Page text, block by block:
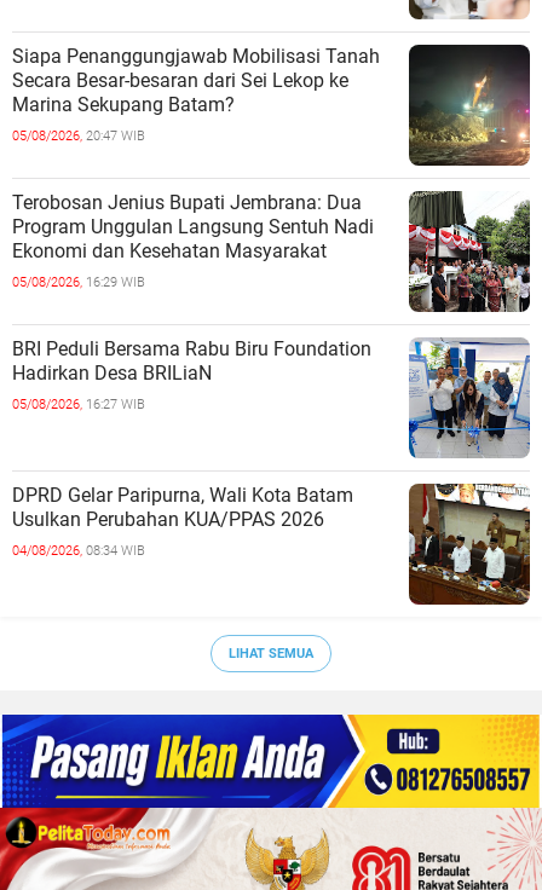
Siapa Penanggungjawab Mobilisasi Tanah
Secara Besar-besaran dari Sei Lekop ke
Marina Sekupang Batam?
05/08/2026, 20:47 WIB
Terobosan Jenius Bupati Jembrana: Dua
Program Unggulan Langsung Sentuh Nadi
Ekonomi dan Kesehatan Masyarakat
05/08/2026, 16:29 WIB
BRI Peduli Bersama Rabu Biru Foundation
Hadirkan Desa BRILiaN
05/08/2026, 16:27 WIB
DPRD Gelar Paripurna, Wali Kota Batam
Usulkan Perubahan KUA/PPAS 2026
04/08/2026, 08:34 WIB
LIHAT SEMUA